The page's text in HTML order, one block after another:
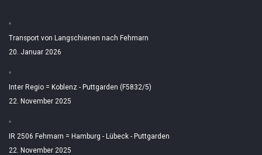
Transport von Langschienen nach Fehmarn
20. Januar 2026
Inter Regio = Koblenz - Puttgarden (F5832/5)
22. November 2025
IR 2506 Fehmarn = Hamburg - Lübeck - Puttgarden
22. November 2025